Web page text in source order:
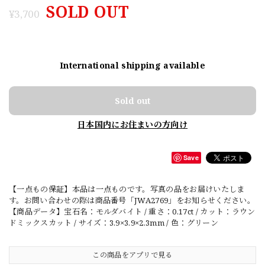
¥3,700 SOLD OUT
International shipping available
Sold out
日本国内にお住まいの方向け
Save
【一点もの保証】本品は一点ものです。写真の品をお届けいたしま
す。お問い合わせの際は商品番号「JWA2769」をお知らせください。
【商品データ】宝石名：モルダバイト / 重さ：0.17ct / カット：ラウン
ドミックスカット / サイズ：3.9×3.9×2.3mm / 色：グリーン
この商品をアプリで見る